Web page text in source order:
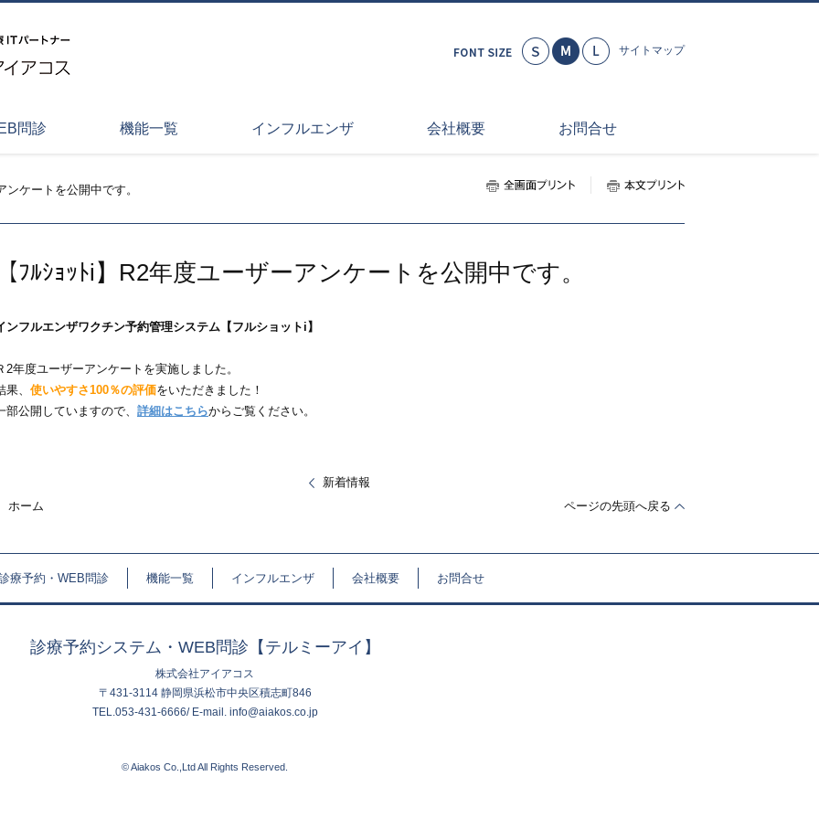
サイトマップ
問診 機能一覧 インフルエンザ 会社概要 お問合せ
ケートを公開中です。
ﾌﾙｼｮｯﾄi】R2年度ユーザーアンケートを公開中です。
ンフルエンザワクチン予約管理システム【フルショットi】
2年度ユーザーアンケートを実施しました。
果、 使いやすさ100％の評価をいただきました！
部公開していますので、 詳細はこちらからご覧ください。
新着情報
ホーム
ページの先頭へ戻る
療予約・WEB問診 機能一覧 インフルエンザ 会社概要 お問合せ
診療予約システム・WEB問診【テルミーアイ】
株式会社アイアコス
〒431-3114 静岡県浜松市中央区積志町846
TEL.053-431-6666/ E-mail. info@aiakos.co.jp
© Aiakos Co.,Ltd All Rights Reserved.